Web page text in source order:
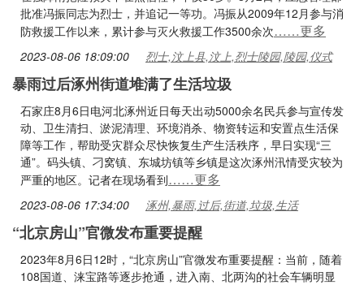
批准冯振同志为烈士，并追记一等功。冯振从2009年12月参与消
防救援工作以来，累计参与灭火救援工作3500余次……更多
2023-08-06 18:09:00 烈士,汶上县,汶上,烈士陵园,陵园,仪式
暴雨过后涿州街道堆满了生活垃圾
石家庄8月6日电河北涿州近日每天出动5000余名民兵参与宣传发
动、卫生清扫、淤泥清理、环境消杀、物资转运和安置点生活保
障等工作，帮助受灾群众尽快恢复生产生活秩序，早日实现“三
通”。码头镇、刁窝镇、东城坊镇等乡镇是这次涿州汛情受灾较为
严重的地区。记者在现场看到……更多
2023-08-06 17:34:00 涿州,暴雨,过后,街道,垃圾,生活
“北京房山”官微发布重要提醒
2023年8月6日12时，“北京房山”官微发布重要提醒：当前，随着
108国道、涞宝路等逐步抢通，进入南、北两沟的社会车辆明显